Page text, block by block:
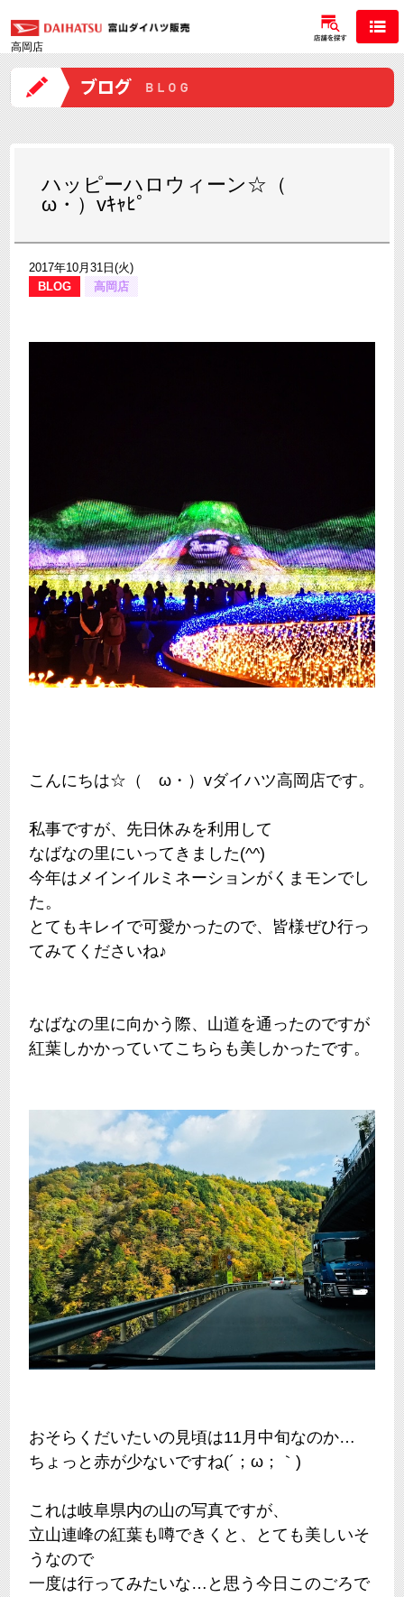
高岡店
ハッピーハロウィーン☆（ゝ
ω・）vｷｬﾋﾟ
2017年10月31日(火)
BLOG
高岡店
こんにちは☆（ゝω・）vダイハツ高岡店です。
私事ですが、先日休みを利用して
なばなの里にいってきました(^^)
今年はメインイルミネーションがくまモンでし
た。
とてもキレイで可愛かったので、皆様ぜひ行っ
てみてくださいね♪
なばなの里に向かう際、山道を通ったのですが
紅葉しかかっていてこちらも美しかったです。
おそらくだいたいの見頃は11月中旬なのか…
ちょっと赤が少ないですね(´；ω；｀)
これは岐阜県内の山の写真ですが、
立山連峰の紅葉も噂できくと、とても美しいそ
うなので
一度は行ってみたいな…と思う今日このごろで